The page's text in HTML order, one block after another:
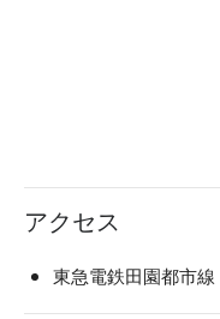
アクセス
東急電鉄田園都市線